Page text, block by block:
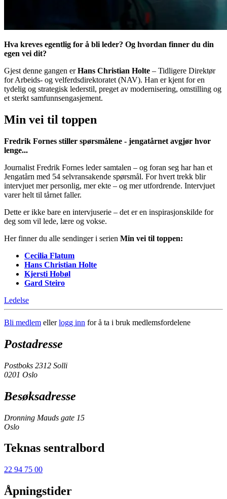
Hva kreves egentlig for å bli leder? Og hvordan finner du din
egen vei dit?
Gjest denne gangen erHans Christian Holte – Tidligere Direktør
for Arbeids- og velferdsdirektoratet (NAV). Han er kjent for en
tydelig og strategisk lederstil, preget av modernisering, omstilling og
et sterkt samfunnsengasjement.
Min vei til toppen
Fredrik Fornes stiller spørsmålene - jengatårnet avgjør hvor
lenge...
Journalist Fredrik Fornes leder samtalen – og foran seg har han et
Jengatårn med 54 selvransakende spørsmål. For hvert trekk blir
intervjuet mer personlig, mer ekte – og mer utfordrende. Intervjuet
varer helt til tårnet faller.
Dette er ikke bare en intervjuserie – det er en inspirasjonskilde for
deg som vil lede, lære og vokse.
Her finner du alle sendinger i serien Min vei til toppen:
Cecilia Flatum
Hans Christian Holte
Kjersti Hobøl
Gard Steiro
Ledelse
Bli medlem ellerlogg inn for å ta i bruk medlemsfordelene
Postadresse
Postboks 2312 Solli
0201 Oslo
Besøksadresse
Dronning Mauds gate 15
Oslo
Teknas sentralbord
22 94 75 00
Åpningstider